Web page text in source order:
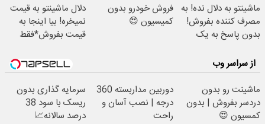
ماشینتو به دلال نده! به
مصرف کننده بفروش!
بدون پاسخ به یک
فروش خودرو بدون
کمیسیون 😍
دلال ماشینتو به قیمت
نمیخره! بیا اینجا به
قیمت بفروش*فقط
از سراسر وب
ماشینت رو بدون
دردسر بفروش | بدون
کمسیون 😍
دوربین مداربسته 360
درجه | نصب آسان و
راحت
سرمایه گذاری بدون
ریسک با سود 38
درصد سالانه📈